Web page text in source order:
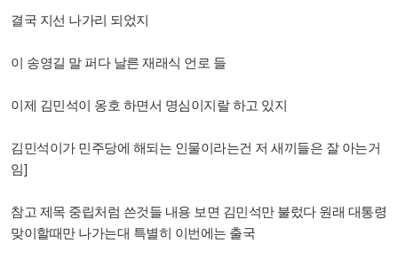
결국 지선 나가리 되었지
이 송영길 말 퍼다 날른 재래식 언로 들
이제 김민석이 옹호 하면서 명심이지랄 하고 있지
김민석이가 민주당에 해되는 인물이라는건 저 새끼들은 잘 아는거
임]
참고 제목 중립처럼 쓴것들 내용 보면 김민석만 불렀다 원래 대통령
맞이할때만 나가는대 특별히 이번에는 출국